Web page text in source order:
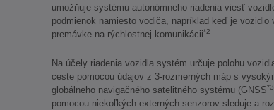
umožňuje systému autonómneho riadenia viesť
podmienok namiesto vodiča, napríklad keď je vozidlo
premávke na rýchlostnej komunikácii*2
Na účely riadenia vozidla systém určuje polohu
ceste pomocou údajov z 3-rozmerných máp s
globálneho navigačného satelitného systému (GNSS*3
pomocou niekoľkých externých senzorov sleduje a